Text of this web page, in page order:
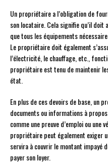
Un propriétaire a l’obligation de
son locataire. Cela signifie qu’il
que tous les équipements
Le propriétaire doit également
l’électricité, le chauffage, etc.,
propriétaire est tenu de maintenir
état.
En plus de ces devoirs de base, un
documents ou informations à
comme une preuve d’emploi ou une
propriétaire peut également exiger
servira à couvrir le montant impayé
payer son loyer.